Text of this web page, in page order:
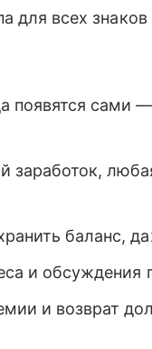
для всех
появятся сами —
баланс,
и обсуждения
и возврат